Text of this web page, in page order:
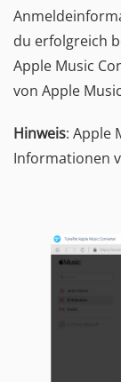
du erfolgreich
Apple Music
von Apple
Hinweis: Apple
Informationen